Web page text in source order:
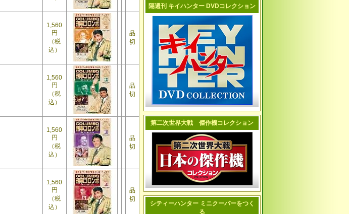
1,560
円
（税
込）
品
切
1,560
円
（税
込）
品
切
1,560
円
（税
込）
品
切
1,560
円
（税
込）
品
切
隔週刊 キイハンター DVDコレクション
第二次世界大戦 傑作機コレクション
シティーハンター ミニクーパーをつく
る